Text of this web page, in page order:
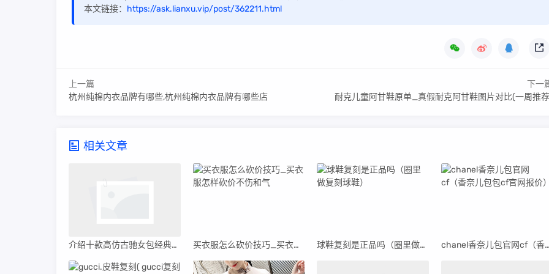
本文链接： https://ask.lianxu.vip/post/362211.html
上一篇
杭州纯棉内衣品牌有哪些,杭州纯棉内衣品牌有哪些店
下一
耐克儿童阿甘鞋原单_真假耐克阿甘鞋图片对比(一周推
相关文章
介绍十款高仿古驰女包经典款式(古驰女包经典款式大全) 买衣服怎么砍价技巧_买衣服怎样砍价不伤和气 球鞋复刻是正品吗（圈里做复刻球鞋） chanel香奈儿包官网cf（香奈儿包包cf官网报价）